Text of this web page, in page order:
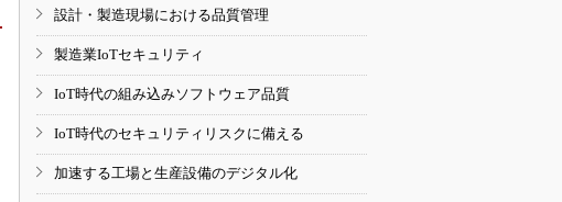
設計・製造現場における品質管理
製造業IoTセキュリティ
IoT時代の組み込みソフトウェア品質
IoT時代のセキュリティリスクに備える
加速する工場と生産設備のデジタル化